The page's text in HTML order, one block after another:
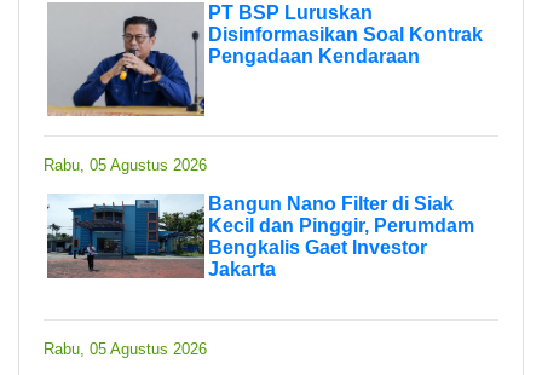
PT BSP Luruskan
Disinformasikan Soal Kontrak
Pengadaan Kendaraan
Rabu, 05 Agustus 2026
Bangun Nano Filter di Siak
Kecil dan Pinggir, Perumdam
Bengkalis Gaet Investor
Jakarta
Rabu, 05 Agustus 2026